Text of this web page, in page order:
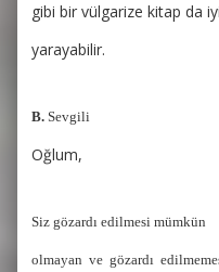
gibi bir vülgarize kitap da
yarayabilir.
B.Sevgili
Oğlum,
Siz gözardı edilmesi mümkün
olmayan ve gözardı